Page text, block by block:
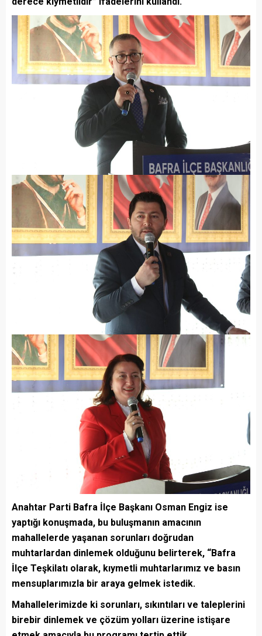
Anahtar Parti Bafra İlçe Başkanı Osman Engiz ise
yaptığı konuşmada, bu buluşmanın amacının
mahallelerde yaşanan sorunları doğrudan
muhtarlardan dinlemek olduğunu belirterek, “Bafra
İlçe Teşkilatı olarak, kıymetli muhtarlarımız ve basın
mensuplarımızla bir araya gelmek istedik.
Mahallelerimizde ki sorunları, sıkıntıları ve taleplerini
birebir dinlemek ve çözüm yolları üzerine istişare